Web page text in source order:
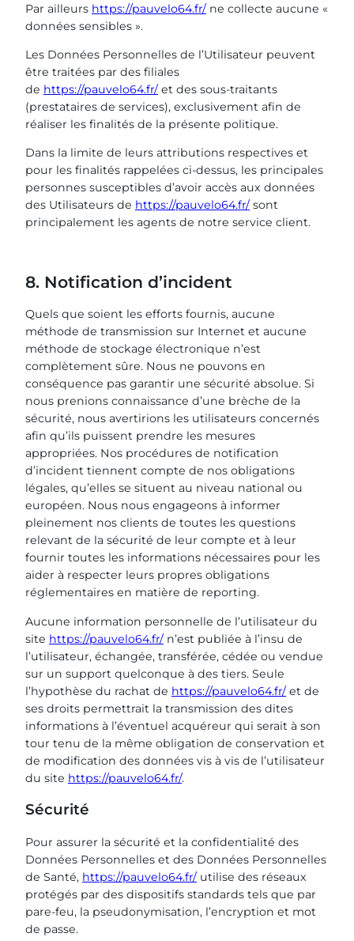
Par ailleurs https://pauvelo64.fr/ne collecte aucune «
données sensibles ».
Les Données Personnelles de l’Utilisateur peuvent
être traitées par des filiales
de https://pauvelo64.fr/et des sous-traitants
(prestataires de services), exclusivement afin de
réaliser les finalités de la présente politique.
Dans la limite de leurs attributions respectives et
pour les finalités rappelées ci-dessus, les principales
personnes susceptibles d’avoir accès aux données
des Utilisateurs de https://pauvelo64.fr/sont
principalement les agents de notre service client.
8. Notification d’incident
Quels que soient les efforts fournis, aucune
méthode de transmission sur Internet et aucune
méthode de stockage électronique n’est
complètement sûre. Nous ne pouvons en
conséquence pas garantir une sécurité absolue. Si
nous prenions connaissance d’une brèche de la
sécurité, nous avertirions les utilisateurs concernés
afin qu’ils puissent prendre les mesures
appropriées. Nos procédures de notification
d’incident tiennent compte de nos obligations
légales, qu’elles se situent au niveau national ou
européen. Nous nous engageons à informer
pleinement nos clients de toutes les questions
relevant de la sécurité de leur compte et à leur
fournir toutes les informations nécessaires pour les
aider à respecter leurs propres obligations
réglementaires en matière de reporting.
Aucune information personnelle de l’utilisateur du
site https://pauvelo64.fr/n’est publiée à l’insu de
l’utilisateur, échangée, transférée, cédée ou vendue
sur un support quelconque à des tiers. Seule
l’hypothèse du rachat de https://pauvelo64.fr/et de
ses droits permettrait la transmission des dites
informations à l’éventuel acquéreur qui serait à son
tour tenu de la même obligation de conservation et
de modification des données vis à vis de l’utilisateur
du site https://pauvelo64.fr/.
Sécurité
Pour assurer la sécurité et la confidentialité des
Données Personnelles et des Données Personnelles
de Santé, https://pauvelo64.fr/utilise des réseaux
protégés par des dispositifs standards tels que par
pare-feu, la pseudonymisation, l’encryption et mot
de passe.